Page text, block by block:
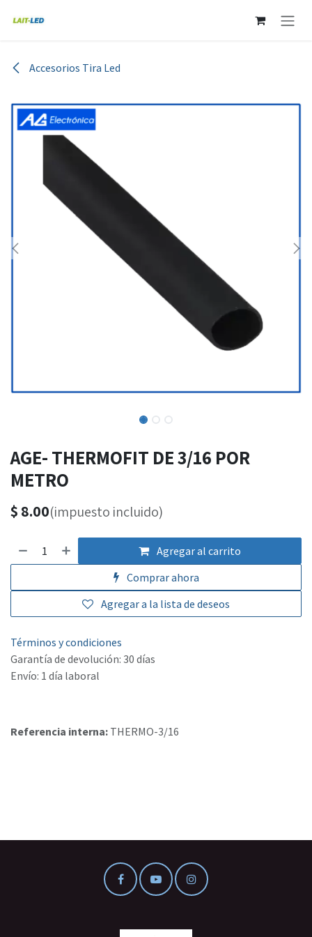
Accesorios Tira Led
AGE- THERMOFIT DE 3/16 POR
METRO
$ 8.00(impuesto incluido)
Agregar al carrito
Comprar ahora
Agregar a la lista de deseos
Términos y condiciones
Garantía de devolución: 30 días
Envío: 1 día laboral
Referencia interna: THERMO-3/16